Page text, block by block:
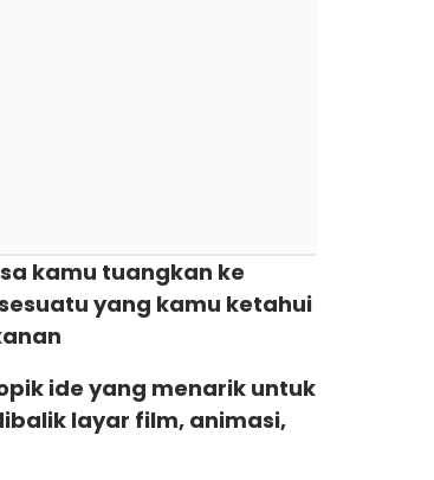
kamu tuangkan ke
yang kamu ketahui
ide yang menarik untuk
layar film, animasi,